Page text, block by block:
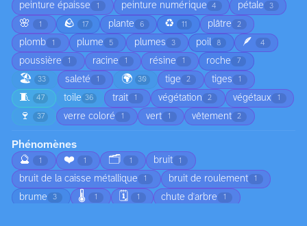
peinture épaisse 1 peinture numérique 4 pétale 3
🌸 1 🪨 17 plante 6 ♻️ 11 plâtre 2
plomb 1 plume 5 plumes 3 poil 8 🪶 4
poussière 1 racine 1 résine 1 roche 7
🏖️ 33 saleté 1 🌍 30 tige 2 tiges 1
🧵 47 toile 36 trait 1 végétation 2 végétaux 1
🍷 37 verre coloré 1 vert 1 vêtement 2
Phénomènes
🔮
1 ❤️ 1 🗂️ 1 bruit 1
bruit de la caisse métallique 1 bruit de roulement 1
brume 3 🌡️ 1 🗓️ 1 chute d'arbre 1